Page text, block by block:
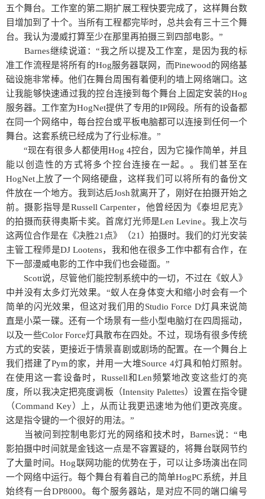
五个舞台。工作室的第二期扩展工程快要完成了，这样舞台数
目增加到了十个。当所有工程都完毕时，总共会有三十三个舞
台。我认为漫威打算至少在那里再拍摄三到四部电影。”
Barnes继续说道：“我之所以提及工作室，是因为我的标
准工作流程是将所有的Hog服务器联网，而Pinewood的网络基
础设施非常棒。他们在舞台周围有着便利的墙上网络端口。这
让我能够快速通过我的控台连接到每个舞台上固定安装的Hog
服务器。工作室为HogNet提供了专用的IP网段。所有的设备都
在同一个网络中，每台控台或平板电脑都可以连接到任何一个
舞台。这套系统已经成为了行业标准。”
“现在有很多人都使用Hog 4控台，因为它操作简单，并且
能以创造性的方式将多个控台连接在一起。。我们甚至在
HogNet上放了一个网络硬盘，这样我们可以将所有的备份文
件放在一个地方。我到达后Josh就离开了，刚好在拍摄开始之
前。摄影指导是Russell Carpenter，他曾经因为《泰坦尼克》
的拍摄而获得奥斯卡奖。首席灯光师是Len Levine。我上次与
这两位合作是在《决胜21点》（21）拍摄时。我们的灯光安装
主管工程师是DJ Lootens，我和他在很多工作中都有合作，在
下一部漫威电影的工作中我们也会碰面。”
Scott说，尽管他们能控制系统中的一切，不过在《蚁人》
中并没有太多灯光效果。“蚁人在身体变大和缩小时会有一个
简单的闪光效果，但这对我们用的Studio Force D灯具来说简
直是小菜一碟。还有一个场景有一些小型电脑灯在四周摇动，
以及一些Color Force灯具散布在四处。不过，现场有很多传统
方式的安装，更接近于情景喜剧或剧场的配置。在一个舞台上
我们搭建了Pym的家，并用一大堆Source 4灯具和帕灯照射。
在使用这一套设备时，Russell和Len频繁地改变这些灯的亮
度，所以我决定把亮度调板（Intensity Palettes）设置在指令键
（Command Key）上，从而让我更迅速地为他们更改亮度。
这是指令键的一个很好的用法。”
当被问到控制电影灯光的网络和技术时，Barnes说：“电
影拍摄中时间就是金钱这一点是不容置疑的，将舞台联网节约
了大量时间。Hog联网功能的优势在于，可以让多场演出在同
一个网络中运行。每个舞台有着自己的简单HogPC系统，并且
始终有一台DP8000。每个服务器站，是对应不同的端口编号